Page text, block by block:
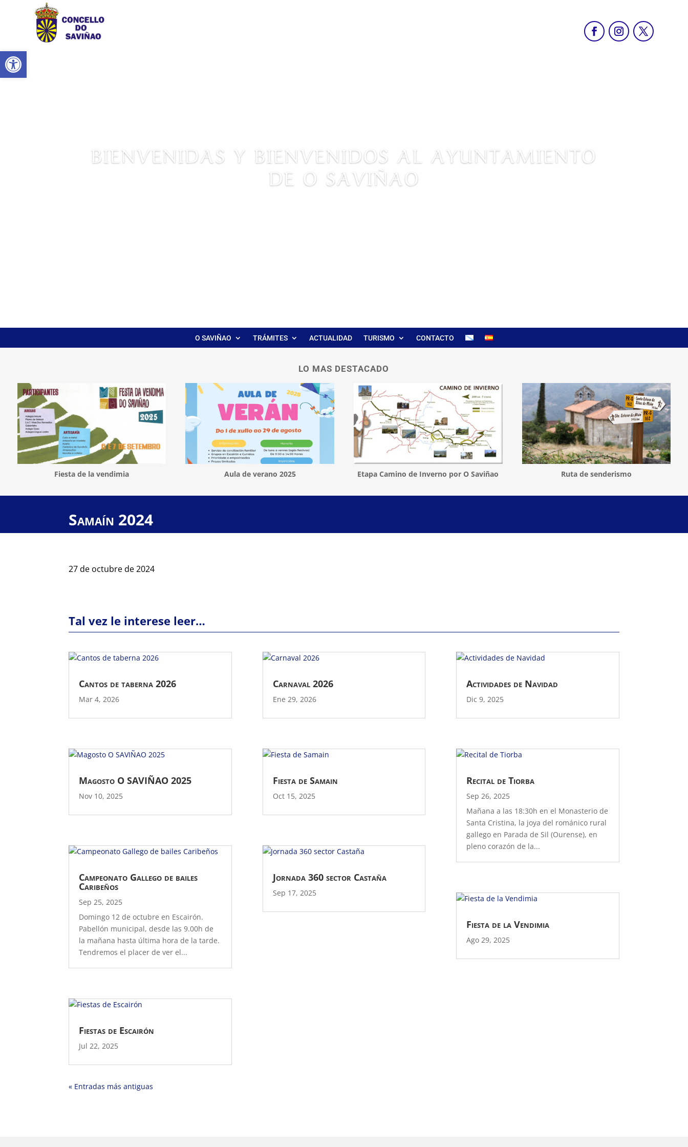
Abrir barra de herramientas
BIENVENIDAS Y BIENVENIDOS AL AYUNTAMIENTO
DE O SAVIÑAO
O SAVIÑAO TRÁMITES ACTUALIDAD TURISMO CONTACTO
LO MAS DESTACADO
Fiesta de la vendimia Aula de verano 2025 Etapa Camino de Inverno por O Saviñao Ruta de senderismo
Samaín 2024
27 de octubre de 2024
Tal vez le interese leer…
Cantos de taberna 2026
Mar 4, 2026
Magosto O SAVIÑAO 2025
Nov 10, 2025
Campeonato Gallego de bailes
Caribeños
Sep 25, 2025
Domingo 12 de octubre en Escairón.
Pabellón municipal, desde las 9.00h de
la mañana hasta última hora de la tarde.
Tendremos el placer de ver el...
Fiestas de Escairón
Jul 22, 2025
Carnaval 2026
Ene 29, 2026
Fiesta de Samain
Oct 15, 2025
Jornada 360 sector Castaña
Sep 17, 2025
Actividades de Navidad
Dic 9, 2025
Recital de Tiorba
Sep 26, 2025
Mañana a las 18:30h en el Monasterio de
Santa Cristina, la joya del románico rural
gallego en Parada de Sil (Ourense), en
pleno corazón de la...
Fiesta de la Vendimia
Ago 29, 2025
« Entradas más antiguas